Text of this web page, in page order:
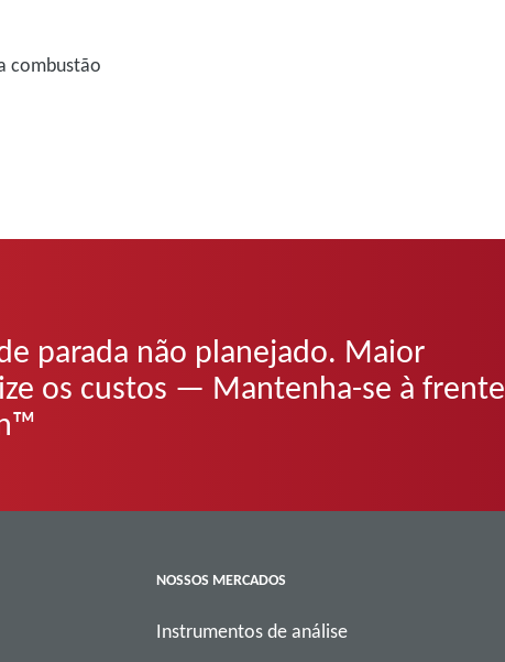
combustão
parada não planejado. Maior
os custos — Mantenha-se à frente
NOSSOS MERCADOS
Instrumentos de análise